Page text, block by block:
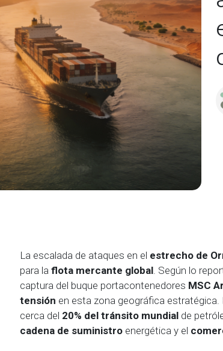
La escalada de ataques en el estrecho de
para la flota mercante global. Según lo
captura del buque portacontenedores MSC
tensión en esta zona geográfica
cerca del 20% del tránsito mundial de
cadena de suministro energética y el